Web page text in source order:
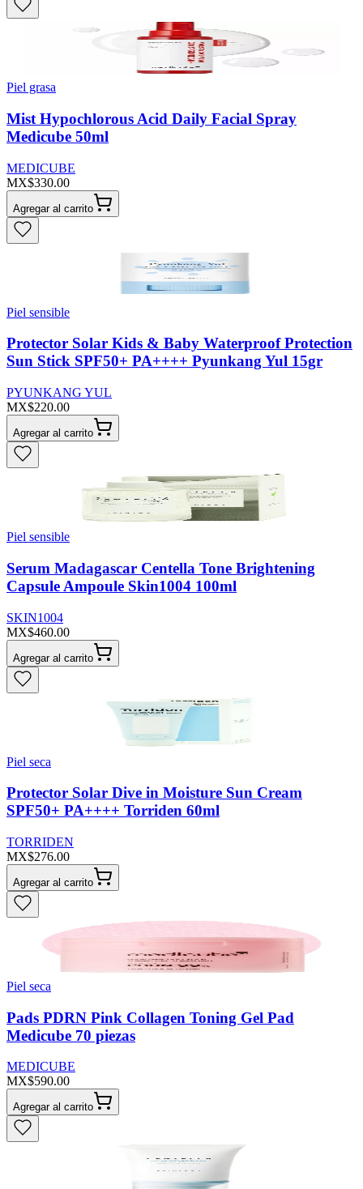
Piel grasa
Mist Hypochlorous Acid Daily Facial Spray
Medicube 50ml
MEDICUBE
MX$330.00
Agregar al carrito
Piel sensible
Protector Solar Kids & Baby Waterproof Protection
Sun Stick SPF50+ PA++++ Pyunkang Yul 15gr
PYUNKANG YUL
MX$220.00
Agregar al carrito
Piel sensible
Serum Madagascar Centella Tone Brightening
Capsule Ampoule Skin1004 100ml
SKIN1004
MX$460.00
Agregar al carrito
Piel seca
Protector Solar Dive in Moisture Sun Cream
SPF50+ PA++++ Torriden 60ml
TORRIDEN
MX$276.00
Agregar al carrito
Piel seca
Pads PDRN Pink Collagen Toning Gel Pad
Medicube 70 piezas
MEDICUBE
MX$590.00
Agregar al carrito